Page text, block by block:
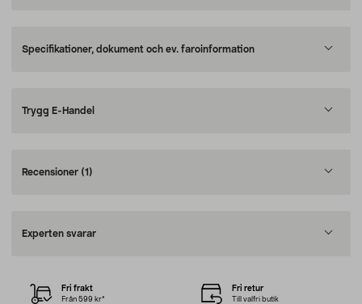
Specifikationer, dokument och ev. faroinformation
Trygg E-Handel
Recensioner (1)
Experten svarar
Fri frakt
Från 599 kr*
Fri retur
Till valfri butik